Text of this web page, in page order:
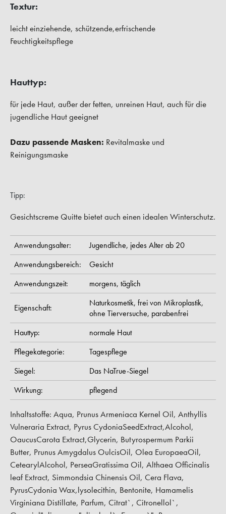
Textur:
leicht einziehende, schützende,erfrischende
Feuchtigkeitspflege
Hauttyp:
für jede Haut, außer der fetten, unreinen Haut, auch für die
jugendliche Haut geeignet
Dazu passende Masken: Revitalmaske und
Reinigungsmaske
Tipp:
Gesichtscreme Quitte bietet auch einen idealen Winterschutz.
Anwendungsalter: Jugendliche, jedes Alter ab 20
Anwendungsbereich:
Gesicht
Anwendungszeit:
morgens, täglich
Eigenschaft: Naturkosmetik, frei von Mikroplastik,
ohne Tierversuche, parabenfrei
Hauttyp:
normale Haut
Pflegekategorie:
Tagespflege
Siegel:
Das NaTrue-Siegel
Wirkung:
pflegend
Inhaltsstoffe: Aqua, Prunus Armeniaca Kernel Oil, Anthyllis
Vulneraria Extract, Pyrus CydoniaSeedExtract,Alcohol,
OaucusCarota Extract,Glycerin, Butyrospermum Parkii
Butter, Prunus Amygdalus OulcisOil, Olea EuropaeaOil,
CetearylAlcohol, PerseaGratissima Oil, Althaea Officinalis
leaf Extract, Simmondsia Chinensis Oil, Cera Flava,
PyrusCydonia Wax,lysolecithin, Bentonite, Hamamelis
Virginiana Distillate, Parfum, Citrat`, Citronellol`,